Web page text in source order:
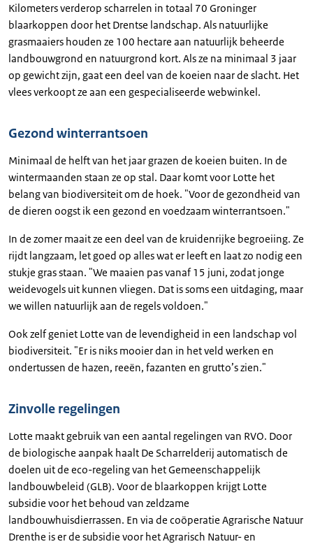
Kilometers verderop scharrelen in totaal 70 Groninger
blaarkoppen door het Drentse landschap. Als natuurlijke
grasmaaiers houden ze 100 hectare aan natuurlijk beheerde
landbouwgrond en natuurgrond kort. Als ze na minimaal 3 jaar
op gewicht zijn, gaat een deel van de koeien naar de slacht. Het
vlees verkoopt ze aan een gespecialiseerde webwinkel.
Gezond winterrantsoen
Minimaal de helft van het jaar grazen de koeien buiten. In de
wintermaanden staan ze op stal. Daar komt voor Lotte het
belang van biodiversiteit om de hoek. "Voor de gezondheid van
de dieren oogst ik een gezond en voedzaam winterrantsoen."
In de zomer maait ze een deel van de kruidenrijke begroeiing. Ze
rijdt langzaam, let goed op alles wat er leeft en laat zo nodig een
stukje gras staan. "We maaien pas vanaf 15 juni, zodat jonge
weidevogels uit kunnen vliegen. Dat is soms een uitdaging, maar
we willen natuurlijk aan de regels voldoen."
Ook zelf geniet Lotte van de levendigheid in een landschap vol
biodiversiteit. "Er is niks mooier dan in het veld werken en
ondertussen de hazen, reeën, fazanten en grutto’s zien."
Zinvolle regelingen
Lotte maakt gebruik van een aantal regelingen van RVO. Door
de biologische aanpak haalt De Scharrelderij automatisch de
doelen uit de eco-regeling van het Gemeenschappelijk
landbouwbeleid (GLB). Voor de blaarkoppen krijgt Lotte
subsidie voor het behoud van zeldzame
landbouwhuisdierrassen. En via de coöperatie Agrarische Natuur
Drenthe is er de subsidie voor het Agrarisch Natuur- en